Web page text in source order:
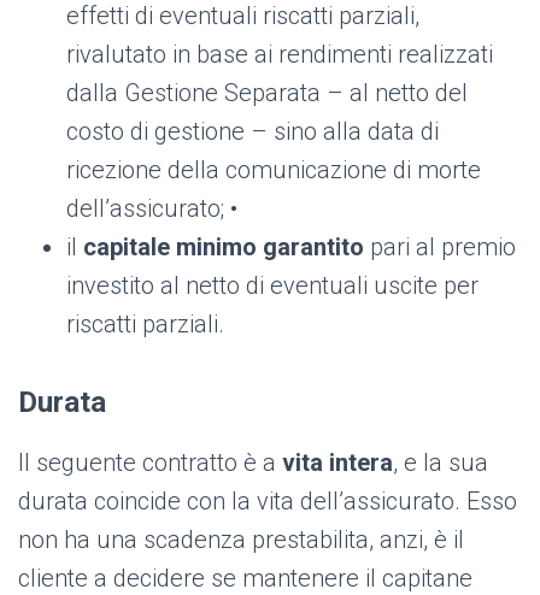
effetti di eventuali riscatti parziali,
rivalutato in base ai rendimenti realizzati
dalla Gestione Separata – al netto del
costo di gestione – sino alla data di
ricezione della comunicazione di morte
dell’assicurato; •
il capitale minimo garantito pari al premio
investito al netto di eventuali uscite per
riscatti parziali.
Durata
Il seguente contratto è a vita intera, e la sua
durata coincide con la vita dell’assicurato. Esso
non ha una scadenza prestabilita, anzi, è il
cliente a decidere se mantenere il capitane